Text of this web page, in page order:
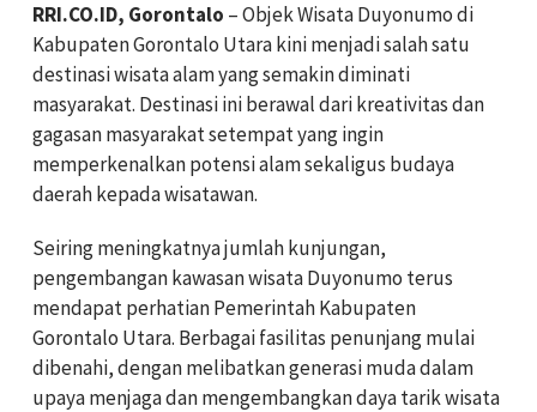
RRI.CO.ID, Gorontalo – Objek Wisata Duyonumo di
Kabupaten Gorontalo Utara kini menjadi salah satu
destinasi wisata alam yang semakin diminati
masyarakat. Destinasi ini berawal dari kreativitas dan
gagasan masyarakat setempat yang ingin
memperkenalkan potensi alam sekaligus budaya
daerah kepada wisatawan.
Seiring meningkatnya jumlah kunjungan,
pengembangan kawasan wisata Duyonumo terus
mendapat perhatian Pemerintah Kabupaten
Gorontalo Utara. Berbagai fasilitas penunjang mulai
dibenahi, dengan melibatkan generasi muda dalam
upaya menjaga dan mengembangkan daya tarik wisata